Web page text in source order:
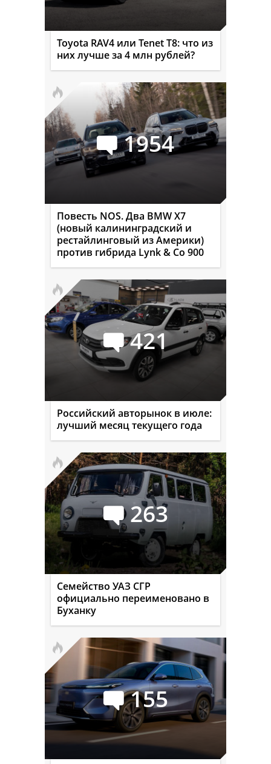
Toyota RAV4 или Tenet T8: что из
них лучше за 4 млн рублей?
1954
Повесть NOS. Два BMW X7
(новый калининградский и
рестайлинговый из Америки)
против гибрида Lynk & Co 900
421
Российский авторынок в июле:
лучший месяц текущего года
263
Семейство УАЗ СГР
официально переименовано в
Буханку
155